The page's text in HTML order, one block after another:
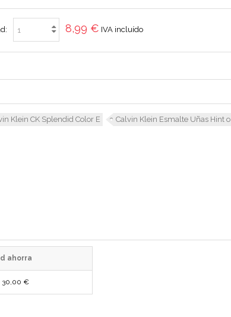
8,99 € IVA incluído
Klein CK Splendid Color E Calvin Klein Esmalte Uñas Hint o
ahorra
30,00 €